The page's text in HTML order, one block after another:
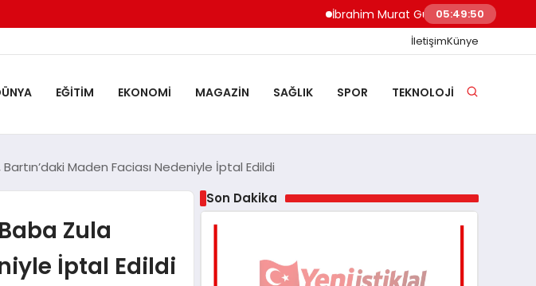
İbrahim Murat Gündüz: Malgaç’tan
05:49:51
İletişimKünye
EĞITIM EKONOMI MAGAZIN SAĞLIK SPOR TEKNOLOJI
Maden Faciası Nedeniyle İptal Edildi
Zula
İptal Edildi
Son Dakika